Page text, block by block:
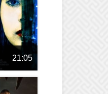
21:05